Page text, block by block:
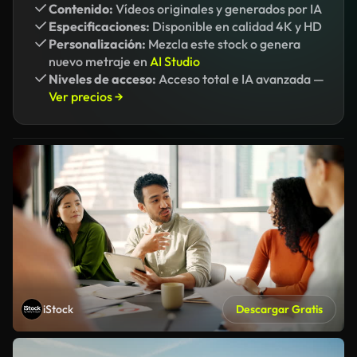
Contenido: Vídeos originales y generados por IA
Especificaciones: Disponible en calidad 4K y HD
Personalización: Mezcla este stock o genera
nuevo metraje en AI Studio
Niveles de acceso: Acceso total e IA avanzada —
Ver precios →
iStock Descargar Gratis